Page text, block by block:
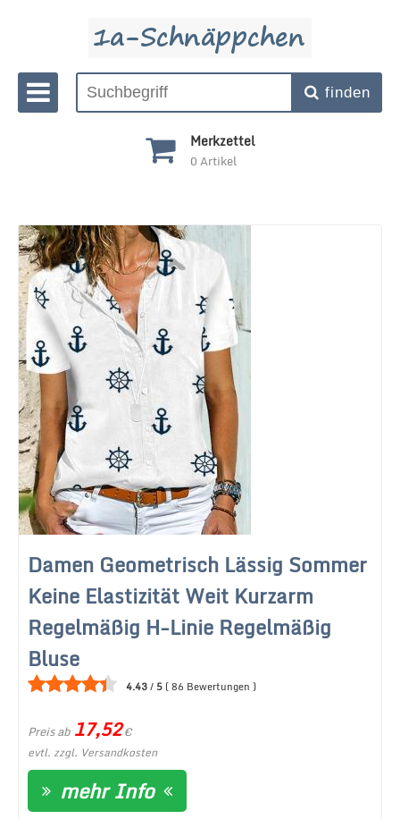
finden
Merkzettel
0Artikel
Damen Geometrisch Lässig Sommer
Keine Elastizität Weit Kurzarm
Regelmäßig H-Linie Regelmäßig
Bluse
4.43/ 5 (86 Bewertungen )
Preis ab 17,52€
evtl. zzgl. Versandkosten
mehr Info